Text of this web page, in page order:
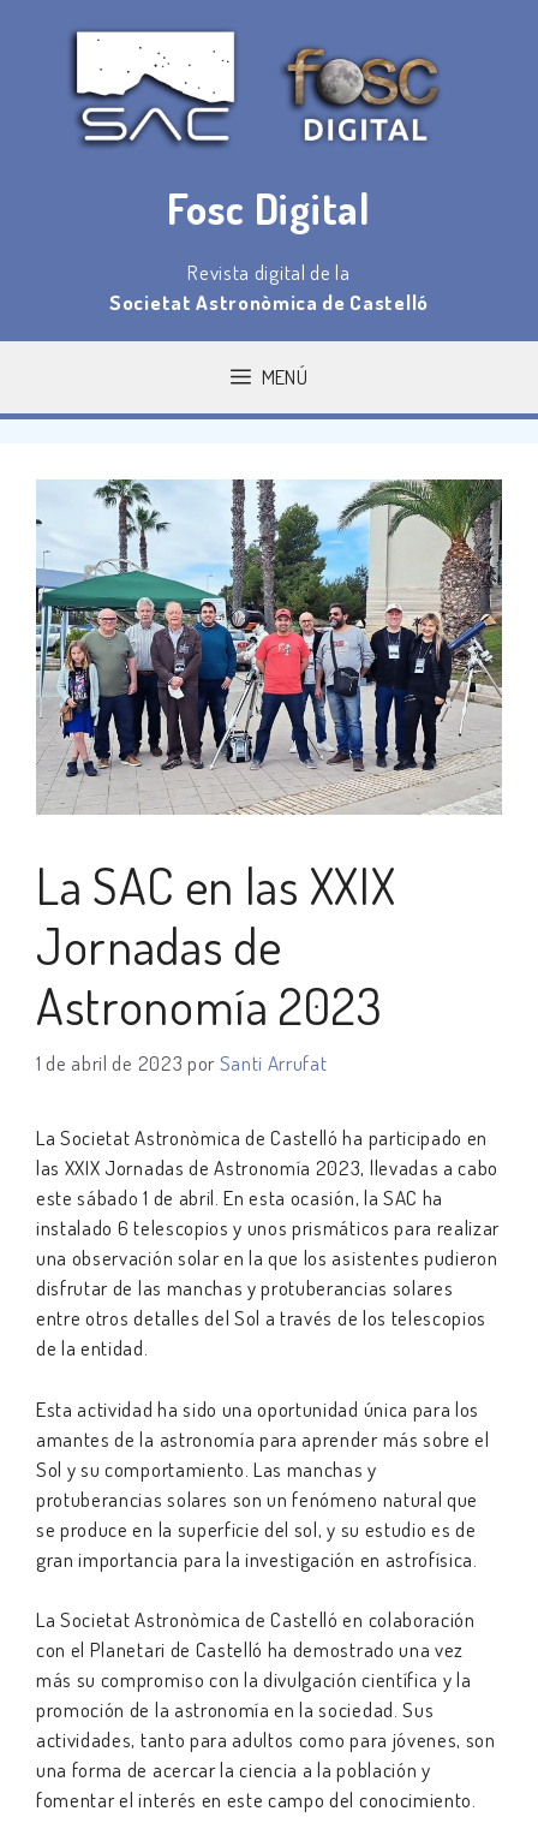
Fosc Digital
Revista digital de la
Societat Astronòmica de Castelló
MENÚ
La SAC en las XXIX
Jornadas de
Astronomía 2023
1 de abril de 2023 por Santi Arrufat
La Societat Astronòmica de Castelló ha participado en
las XXIX Jornadas de Astronomía 2023, llevadas a cabo
este sábado 1 de abril. En esta ocasión, la SAC ha
instalado 6 telescopios y unos prismáticos para realizar
una observación solar en la que los asistentes pudieron
disfrutar de las manchas y protuberancias solares
entre otros detalles del Sol a través de los telescopios
de la entidad.
Esta actividad ha sido una oportunidad única para los
amantes de la astronomía para aprender más sobre el
Sol y su comportamiento. Las manchas y
protuberancias solares son un fenómeno natural que
se produce en la superficie del sol, y su estudio es de
gran importancia para la investigación en astrofísica.
La Societat Astronòmica de Castelló en colaboración
con el Planetari de Castelló ha demostrado una vez
más su compromiso con la divulgación científica y la
promoción de la astronomía en la sociedad. Sus
actividades, tanto para adultos como para jóvenes, son
una forma de acercar la ciencia a la población y
fomentar el interés en este campo del conocimiento.